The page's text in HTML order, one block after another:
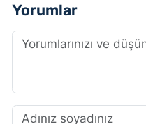
Yorumlar